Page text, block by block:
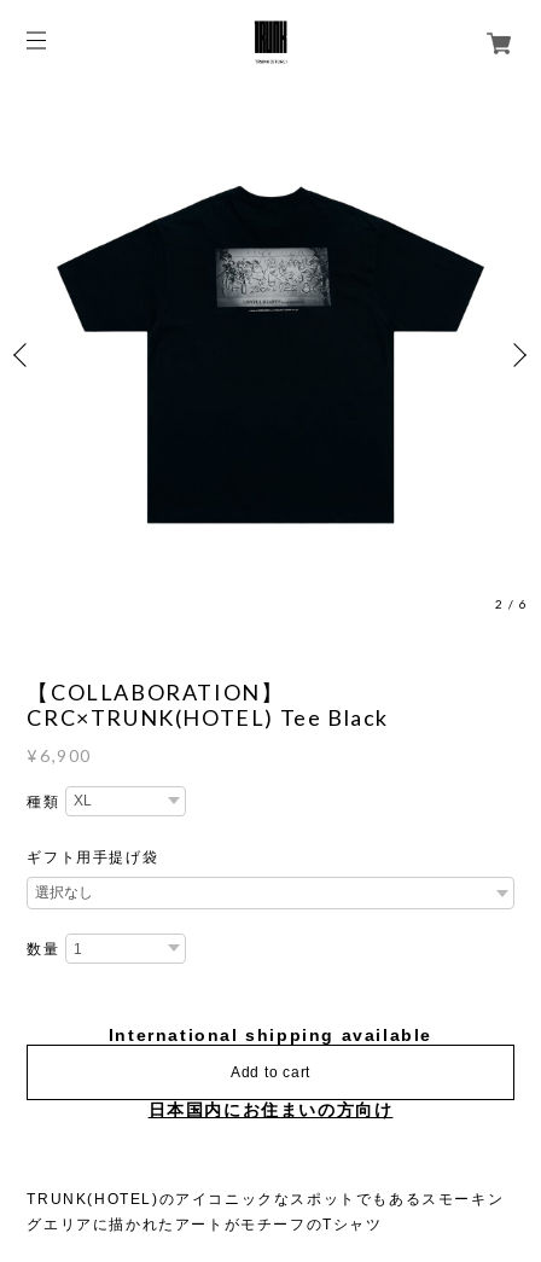
3 /6
【COLLABORATION】
CRC×TRUNK(HOTEL) Tee Black
¥6,900
種類
ギフト用手提げ袋
数量
International shipping available
Add to cart
日本国内にお住まいの方向け
TRUNK(HOTEL)のアイコニックなスポットでもあるスモーキン
グエリアに描かれたアートがモチーフのTシャツ